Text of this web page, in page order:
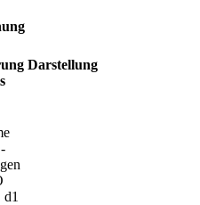
Darstellung
d1